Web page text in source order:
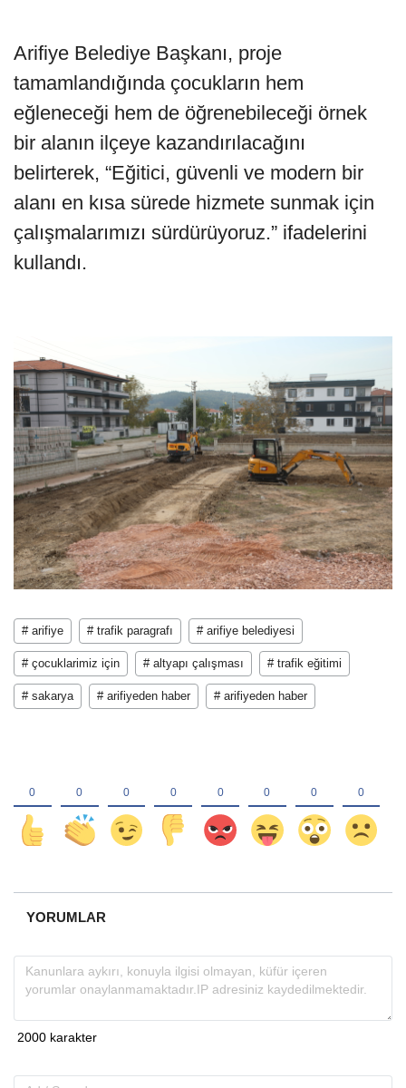
Arifiye Belediye Başkanı, proje
tamamlandığında çocukların hem
eğleneceği hem de öğrenebileceği örnek
bir alanın ilçeye kazandırılacağını
belirterek, “Eğitici, güvenli ve modern bir
alanı en kısa sürede hizmete sunmak için
çalışmalarımızı sürdürüyoruz.” ifadelerini
kullandı.
# arifiye # trafik paragrafı # arifiye belediyesi
# çocuklarimiz için # altyapı çalışması # trafik eğitimi
# sakarya # arifiyeden haber # arifiyeden haber
YORUMLAR